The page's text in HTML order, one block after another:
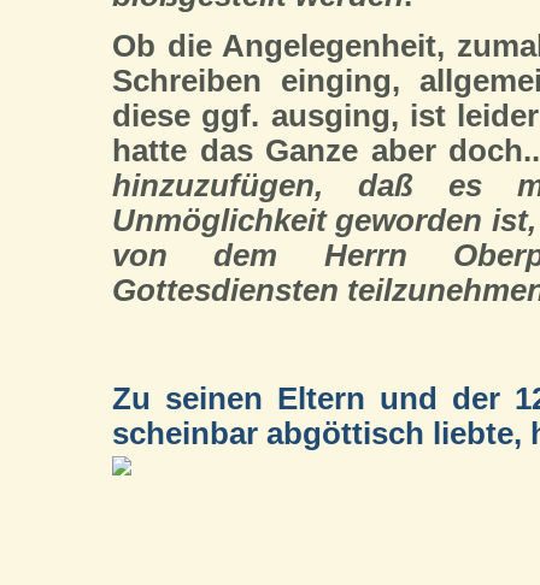
Ob die Angelegenheit,
Schreiben einging,
diese ggf. ausging, ist
hatte das Ganze aber
hinzuzufügen, daß es
Unmöglichkeit geworden
von dem Herrn
Gottesdiensten
Zu seinen Eltern und der
scheinbar abgöttisch liebte,